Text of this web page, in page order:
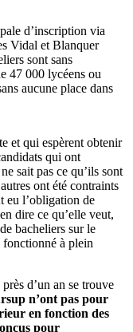
d’inscription via
Vidal et Blanquer
sont sans
47 000 lycéens ou
aucune place dans
et qui espèrent obtenir
qui ont
sait pas ce qu’ils sont
ont été contraints
eu l’obligation de
dire ce qu’elle veut,
bacheliers sur le
fonctionné à plein
d’un an se trouve
n’ont pas pour
en fonction des
pour